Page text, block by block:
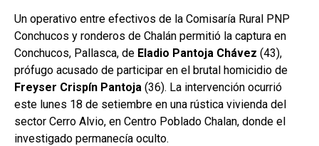
Un operativo entre efectivos de la Comisaría Rural PNP
Conchucos y ronderos de Chalán permitió la captura en
Conchucos, Pallasca, de Eladio Pantoja Chávez (43),
prófugo acusado de participar en el brutal homicidio de
Freyser Crispín Pantoja (36). La intervención ocurrió
este lunes 18 de setiembre en una rústica vivienda del
sector Cerro Alvio, en Centro Poblado Chalan, donde el
investigado permanecía oculto.